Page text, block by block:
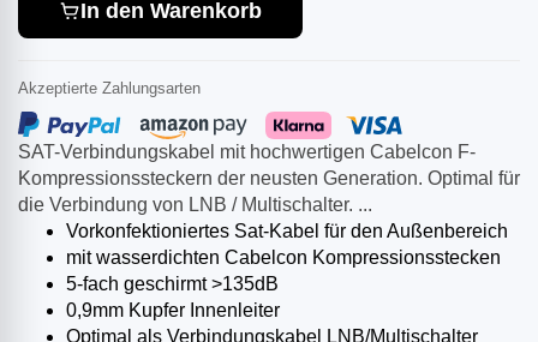
SAT-Verbindungskabel mit hochwertigen Cabelcon F-
Kompressionssteckern der neusten Generation. Optimal für
die Verbindung von LNB / Multischalter. ...
Vorkonfektioniertes Sat-Kabel für den Außenbereich
mit wasserdichten Cabelcon Kompressionsstecken
5-fach geschirmt >135dB
0,9mm Kupfer Innenleiter
Optimal als Verbindungskabel LNB/Multischalter
In den Warenkorb
Akzeptierte Zahlungsarten